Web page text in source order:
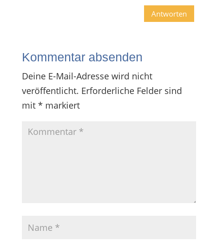
Antworten
Kommentar absenden
Deine E-Mail-Adresse wird nicht
veröffentlicht. Erforderliche Felder sind
mit * markiert